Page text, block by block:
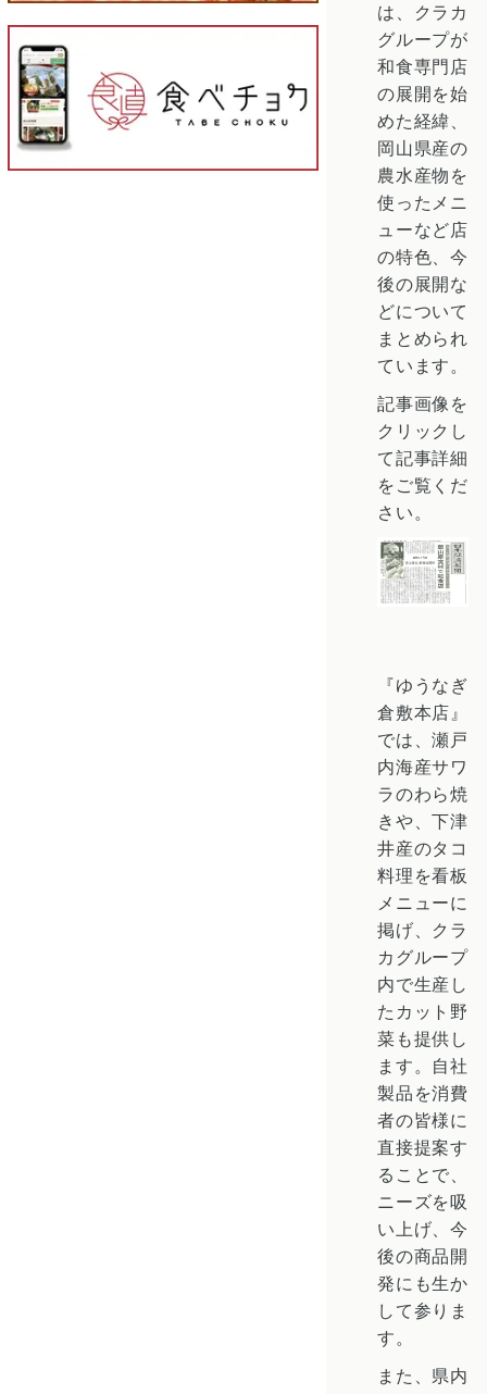
は、クラカ
グループが
和食専門店
の展開を始
めた経緯、
岡山県産の
農水産物を
使ったメニ
ューなど店
の特色、今
後の展開な
どについて
まとめられ
ています。
記事画像を
クリックし
て記事詳細
をご覧くだ
さい。
『ゆうなぎ
倉敷本店』
では、瀬戸
内海産サワ
ラのわら焼
きや、下津
井産のタコ
料理を看板
メニューに
掲げ、クラ
カグループ
内で生産し
たカット野
菜も提供し
ます。自社
製品を消費
者の皆様に
直接提案す
ることで、
ニーズを吸
い上げ、今
後の商品開
発にも生か
して参りま
す。
また、県内